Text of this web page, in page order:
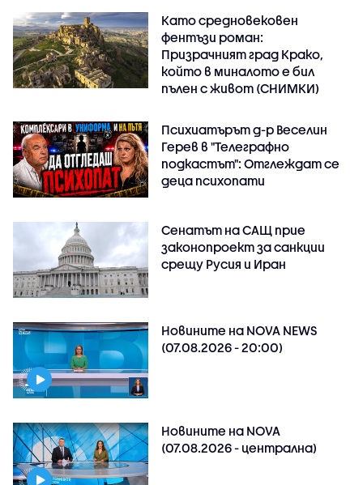
Като средновековен
фентъзи роман:
Призрачният град Крако,
който в миналото е бил
пълен с живот (СНИМКИ)
Психиатърът д-р Веселин
Герев в "Телеграфно
подкастът": Отглеждат се
деца психопати
Сенатът на САЩ прие
законопроект за санкции
срещу Русия и Иран
Новините на NOVA NEWS
(07.08.2026 - 20:00)
Новините на NOVA
(07.08.2026 - централна)